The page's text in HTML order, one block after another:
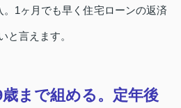
1ヶ月でも早く住宅ローンの返済
と言えます。
まで組める。定年後